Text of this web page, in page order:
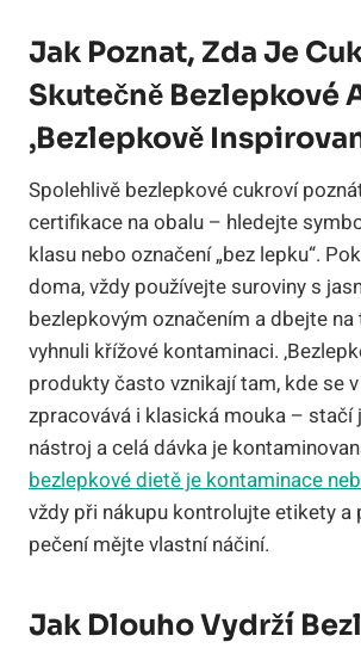
Jak Poznat, Zda Je
Skutečně Bezlepkové
‚bezlepkově
Spolehlivě bezlepkové cukroví
certifikace na obalu – hledejte
klasu nebo označení „bez lepku“.
doma, vždy používejte suroviny s
bezlepkovým označením a dbejte
vyhnuli křížové kontaminaci.
produkty často vznikají tam, kde se
zpracovává i klasická mouka – stačí
nástroj a celá dávka je
bezlepkové dietě je kontaminace
vždy při nákupu kontrolujte etikety a
pečení mějte vlastní náčiní.
Jak Dlouho Vydrží